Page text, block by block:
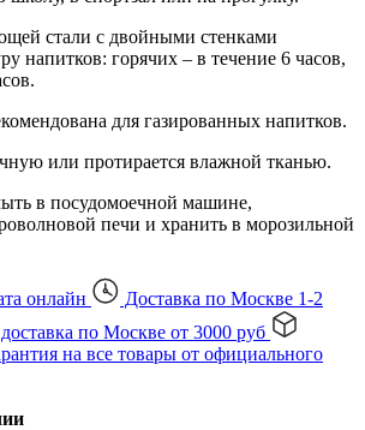
стали с двойными стенками
напитков: горячих – в течение 6 часов,
для газированных напитков.
или протирается влажной тканью.
в посудомоечной машине,
печи и хранить в морозильной
онлайн
Доставка по Москве 1-2
по Москве от 3000 руб
на все товары от официального